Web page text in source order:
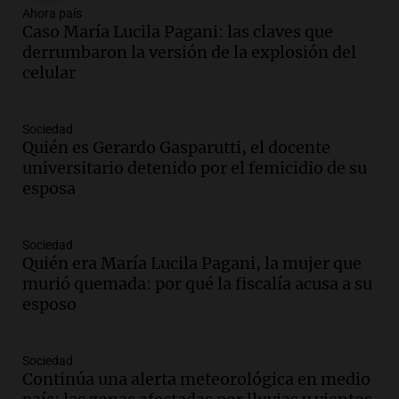
Audio.
El "Mono" de Kapanga
adelantó su show en Rosario.
Viva la Radio Rosario
Episodios
en suspenso a hombre por simular robo
de recaudación en San Luis
Panorama Federal
Episodios
ayuda por problemas de fertilidad y la
ostentación de millonarios
Amamos Argentina
Episodios
avanza con testimonios clave sobre el
accidente en Villa Dolores
Panorama Federal
Ahora país
Caso María Lucila Pagani: las claves que
derrumbaron la versión de la explosión del
celular
Sociedad
Quién es Gerardo Gasparutti, el docente
universitario detenido por el femicidio de su
esposa
Sociedad
Quién era María Lucila Pagani, la mujer que
murió quemada: por qué la fiscalía acusa a su
esposo
Sociedad
Continúa una alerta meteorológica en medio